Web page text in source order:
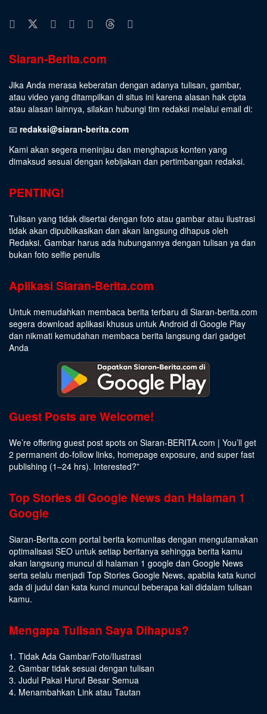
Siaran-Berita.com
Jika Anda merasa keberatan dengan adanya tulisan, gambar,
atau video yang ditampilkan di situs ini karena alasan hak cipta
atau alasan lainnya, silakan hubungi tim redaksi melalui email di:
📧 redaksi@siaran-berita.com
Kami akan segera meninjau dan menghapus konten yang
dimaksud sesuai dengan kebijakan dan pertimbangan redaksi.
PENTING!
Tulisan yang tidak disertai dengan foto atau gambar atau ilustrasi
tidak akan dipublikasikan dan akan langsung dihapus oleh
Redaksi. Gambar harus ada hubungannya dengan tulisan ya dan
bukan foto selfie penulis
Aplikasi Siaran-Berita.com
Untuk memudahkan membaca berita terbaru di Siaran-berita.com
segera download aplikasi khusus untuk Android di Google Play
dan nikmati kemudahan membaca berita langsung dari gadget
Anda
Guest Posts are Welcome!
We’re offering guest post spots on Siaran-BERITA.com | You’ll get
2 permanent do-follow links, homepage exposure, and super fast
publishing (1–24 hrs). Interested?”
Top Stories di Google News dan Halaman 1
Google
Siaran-Berita.com portal berita komunitas dengan mengutamakan
optimalisasi SEO untuk setiap beritanya sehingga berita kamu
akan langsung muncul di halaman 1 google dan Google News
serta selalu menjadi Top Stories Google News, apabila kata kunci
ada di judul dan kata kunci muncul beberapa kali didalam tulisan
kamu.
Mengapa Tulisan Saya Dihapus?
1. Tidak Ada Gambar/Foto/Ilustrasi
2. Gambar tidak sesuai dengan tulisan
3. Judul Pakai Huruf Besar Semua
4. Menambahkan Link atau Tautan